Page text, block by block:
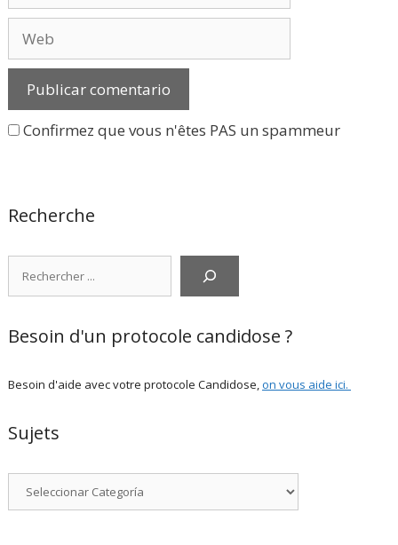
Confirmez que vous n'êtes PAS un spammeur
Recherche
Besoin d'un protocole candidose ?
Besoin d'aide avec votre protocole Candidose,on vous aide ici.
Sujets